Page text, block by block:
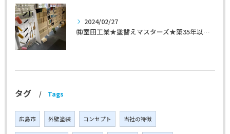
2024/02/27
㈱室田工業★塗替えマスターズ★築35年以上のお宅の施工事例
タグ Tags
広島市 外壁塗装 コンセプト 当社の特徴